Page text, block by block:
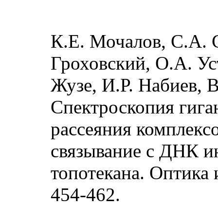
К.Е. Мочалов, С.А.
Гроховский, О.А.
Жузе, И.Р. Набиев,
Спектроскопия
рассеяния
связывание с ДНК
топотекана.
454-462.